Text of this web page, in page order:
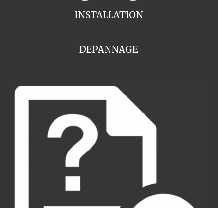
INSTALLATION
DEPANNAGE